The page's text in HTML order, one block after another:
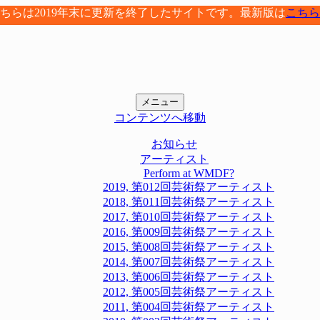
らは2019年末に更新を終了したサイトです。最新版はこちら
メニュー
コンテンツへ移動
お知らせ
アーティスト
Perform at WMDF?
2019, 第012回芸術祭アーティスト
2018, 第011回芸術祭アーティスト
2017, 第010回芸術祭アーティスト
2016, 第009回芸術祭アーティスト
2015, 第008回芸術祭アーティスト
2014, 第007回芸術祭アーティスト
2013, 第006回芸術祭アーティスト
2012, 第005回芸術祭アーティスト
2011, 第004回芸術祭アーティスト